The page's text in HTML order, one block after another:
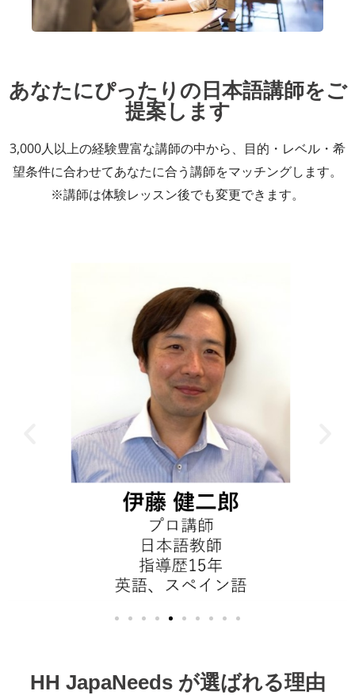
あなたにぴったりの日本語講師をご
提案します
3,000人以上の経験豊富な講師の中から、目的・レベル・希
望条件に合わせてあなたに合う講師をマッチングします。
※講師は体験レッスン後でも変更できます。
HH JapaNeeds が選ばれる理由